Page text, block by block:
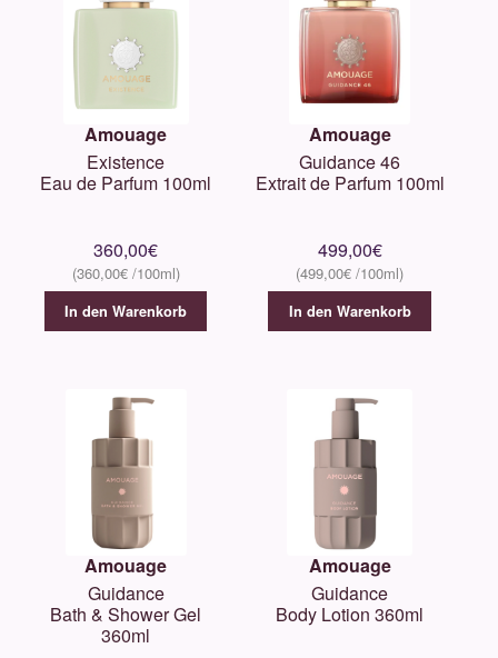
Amouage
Existence
Eau de Parfum 100ml
360,00€
360,00€
In den Warenkorb
Amouage
Guidance 46
Extrait de Parfum 100ml
499,00€
499,00€
In den Warenkorb
Amouage
Guidance
Bath & Shower Gel
360ml
Amouage
Guidance
Body Lotion 360ml